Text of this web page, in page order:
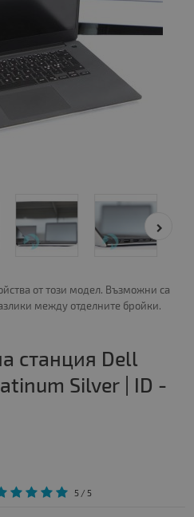
от този модел. Възможни са
между отделните бройки.
станция Dell
Silver | ID -
5/ 5